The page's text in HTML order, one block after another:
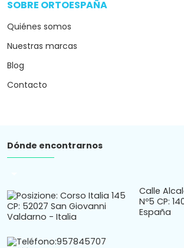
SOBRE ORTOESPAÑA
Quiénes somos
Nuestras marcas
Blog
Contacto
Dónde encontrarnos
Calle
Nº5 CP:
España
Teléfono:957845707